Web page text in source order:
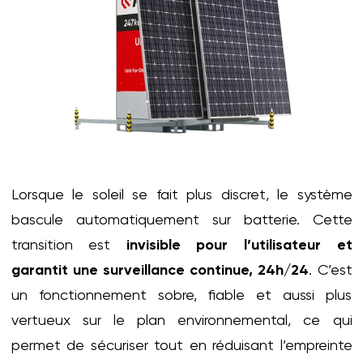
Lorsque le soleil se fait plus discret, le système
bascule automatiquement sur batterie. Cette
transition est invisible pour l’utilisateur et
garantit une surveillance continue, 24h/24. C’est
un fonctionnement sobre, fiable et aussi plus
vertueux sur le plan environnemental, ce qui
permet de sécuriser tout en réduisant l’empreinte